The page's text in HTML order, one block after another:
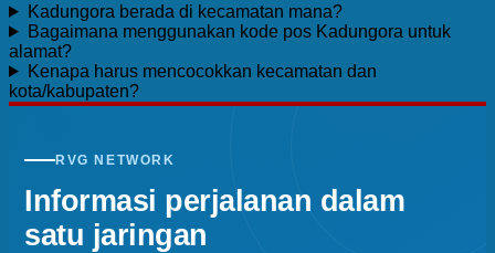
Kadungora berada di kecamatan mana?
Bagaimana menggunakan kode pos Kadungora untuk
alamat?
Kenapa harus mencocokkan kecamatan dan
kota/kabupaten?
RVG NETWORK
Informasi perjalanan dalam
satu jaringan